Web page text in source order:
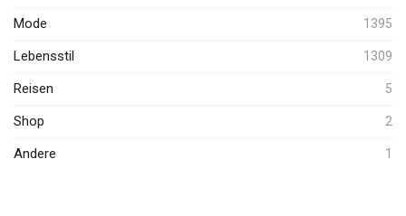
Mode 1395
Lebensstil 1309
Reisen 5
Shop 2
Andere 1